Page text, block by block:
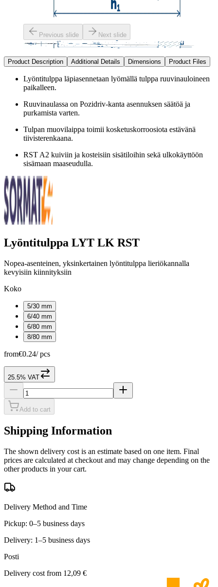
Previous slide Next slide
Product Description Additional Details Dimensions Product Files
Lyöntitulppa läpiasennetaan lyömällä tulppa ruuvinauloineen
paikalleen.
Ruuvinaulassa on Pozidriv-kanta asennuksen säätöä ja
purkamista varten.
Tulpan muovilaippa toimii kosketuskorroosiota estävänä
tiivisterenkaana.
RST A2 kuiviin ja kosteisiin sisätiloihin sekä ulkokäyttöön
sisämaan maaseudulla.
Lyöntitulppa LYT LK RST
Nopea-asenteinen, yksinkertainen lyöntitulppa lieriökannalla
kevyisiin kiinnityksiin
Koko
5/30 mm
6/40 mm
6/80 mm
8/80 mm
from€0.24/ pcs
25.5% VAT
Add to cart
Shipping Information
The shown delivery cost is an estimate based on one item. Final
prices are calculated at checkout and may change depending on the
other products in your cart.
Delivery Method and Time
Pickup: 0–5 business days
Delivery: 1–5 business days
Posti
Delivery cost from 12,09 €